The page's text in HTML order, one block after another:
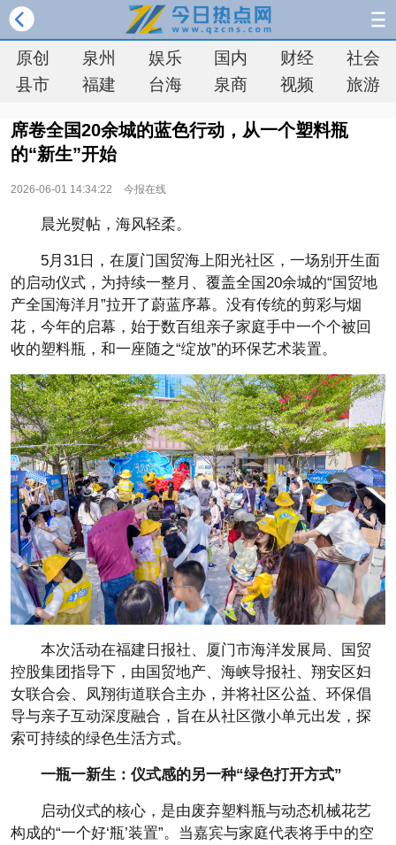
原创 泉州 娱乐 国内 财经
社会
县市
福建 台海 泉商 视频 旅游
席卷全国20余城的蓝色行动，从一个塑料瓶
的“新生”开始
2026-06-01 14:34:22 今报在线
晨光熨帖，海风轻柔。
5月31日，在厦门国贸海上阳光社区，一场别开生面
的启动仪式，为持续一整月、覆盖全国20余城的“国贸地
产全国海洋月”拉开了蔚蓝序幕。没有传统的剪彩与烟
花，今年的启幕，始于数百组亲子家庭手中一个个被回
收的塑料瓶，和一座随之“绽放”的环保艺术装置。
本次活动在福建日报社、厦门市海洋发展局、国贸
控股集团指导下，由国贸地产、海峡导报社、翔安区妇
女联合会、凤翔街道联合主办，并将社区公益、环保倡
导与亲子互动深度融合，旨在从社区微小单元出发，探
索可持续的绿色生活方式。
一瓶一新生： 仪式感的另一种“绿色打开方式”
启动仪式的核心，是由废弃塑料瓶与动态机械花艺
构成的“一个好‘瓶’装置”。当嘉宾与家庭代表将手中的空